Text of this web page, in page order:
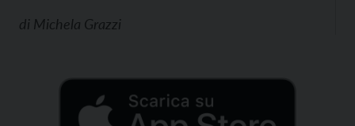
di Michela Grazzi